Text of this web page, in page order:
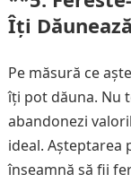
Îți Dăunează
Pe măsură ce
îți pot dăuna. Nu
abandonezi
ideal. Așteptarea
înseamnă să fii